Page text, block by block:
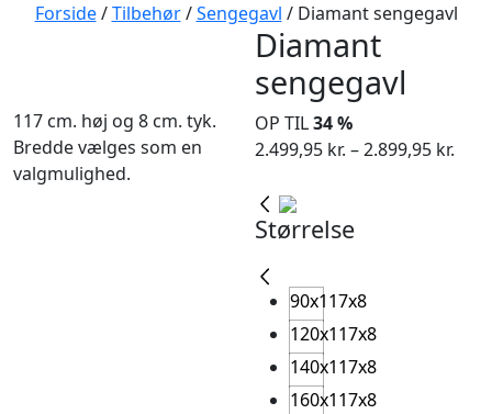
Forside/Tilbehør/Sengegavl / Diamant sengegavl
Diamant
sengegavl
OP TIL34 %
2.499,95 kr. – 2.899,95 kr.
Størrelse
90x117x8
120x117x8
140x117x8
160x117x8
117 cm. høj og 8 cm. tyk.
Bredde vælges som en
valgmulighed.